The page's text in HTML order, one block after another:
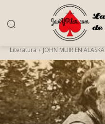
Literatura JOHN MUIR EN ALASKA